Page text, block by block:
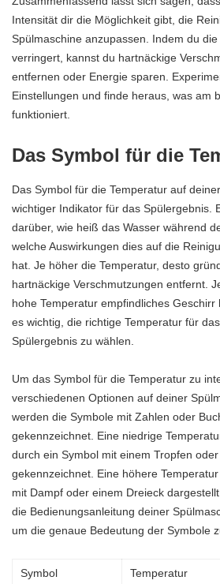
Intensität dir die Möglichkeit gibt, die
Spülmaschine anzupassen. Indem du
verringert, kannst du hartnäckige
entfernen oder Energie sparen.
Einstellungen und finde heraus, was am
funktioniert.
Das Symbol für die
Das Symbol für die Temperatur auf
wichtiger Indikator für das Spülergebnis.
darüber, wie heiß das Wasser während
welche Auswirkungen dies auf die
hat. Je höher die Temperatur, desto
hartnäckige Verschmutzungen entfernt.
hohe Temperatur empfindliches
es wichtig, die richtige Temperatur für
Spülergebnis zu wählen.
Um das Symbol für die Temperatur zu
verschiedenen Optionen auf deiner
werden die Symbole mit Zahlen oder
gekennzeichnet. Eine niedrige
durch ein Symbol mit einem Tropfen
gekennzeichnet. Eine höhere
mit Dampf oder einem Dreieck
die Bedienungsanleitung deiner
um die genaue Bedeutung der Symbole
Symbol Temperatur